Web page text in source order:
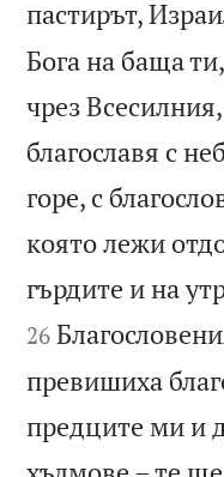
пастирът,
Бога на баща
чрез
благославя с
горе, с
която лежи
гърдите и на
26
превишиха
предците ми и